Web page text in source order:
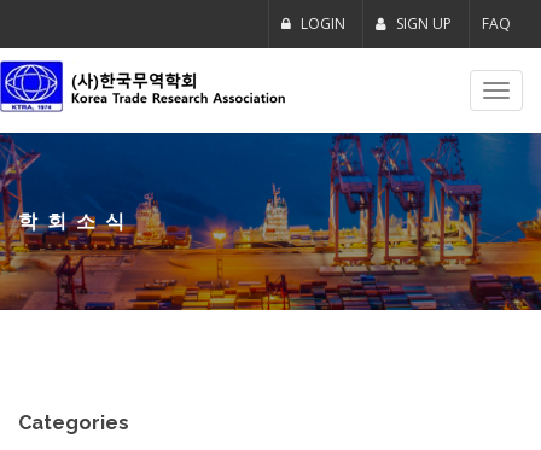
LOGIN SIGN UP FAQ
학회소식
Categories